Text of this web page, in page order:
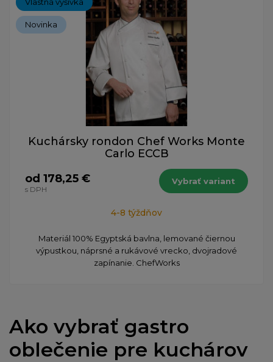
Novinka
Kuchársky rondon Chef Works Monte
Carlo ECCB
od 178,25 €
s DPH
Vybrať variant
4-8 týždňov
Materiál 100% Egyptská bavlna, lemované čiernou
výpustkou, náprsné a rukávové vrecko, dvojradové
zapínanie. ChefWorks
Ako vybrať gastro
oblečenie pre kuchárov